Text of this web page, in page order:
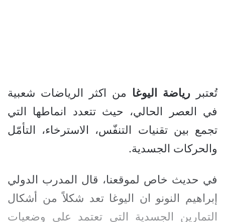
تُعتبر رياضة اليوغا من اكثر الرياضات شعبية
في العصر الحالي، حيث تتعدد انماطها التي
تجمع بين تقنيات التنفّس، الاسترخاء، التأمّل
والحركات الجسدية.
في حديث خاص لموقعنا، قال المدرب الدولي
إبراهيم النونو ان اليوغا تعد شكلاً من أشكال
التمارين الجسدية التي تعتمد على وضعيات